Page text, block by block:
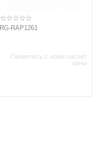
RG-RAP1261
Свяжитесь с нами насчёт
цены